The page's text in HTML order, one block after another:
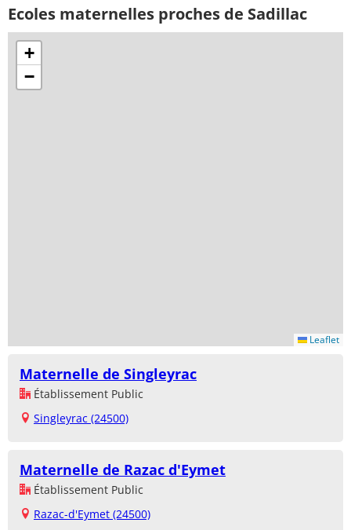
Ecoles maternelles proches de Sadillac
+
−
Leaflet
Maternelle de Singleyrac
Établissement Public
Singleyrac (24500)
Maternelle de Razac d'Eymet
Établissement Public
Razac-d'Eymet (24500)